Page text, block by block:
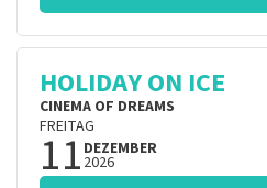
HOLIDAY ON ICE
CINEMA OF DREAMS
FREITAG
11 DEZEMBER
2026